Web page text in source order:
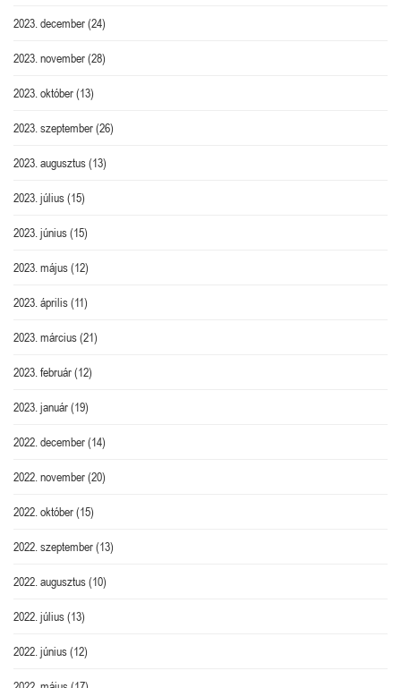
2023. december(24)
2023. november(28)
2023. október(13)
2023. szeptember(26)
2023. augusztus(13)
2023. július(15)
2023. június(15)
2023. május(12)
2023. április(11)
2023. március(21)
2023. február(12)
2023. január(19)
2022. december(14)
2022. november(20)
2022. október(15)
2022. szeptember(13)
2022. augusztus(10)
2022. július(13)
2022. június(12)